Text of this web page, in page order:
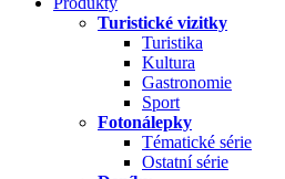
Turistické vizitky
Turistika
Kultura
Gastronomie
Sport
Fotonálepky
Tématické série
Ostatní série